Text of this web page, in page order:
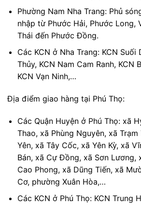
Phường Nam Nha Trang: Phủ
nhập từ Phước Hải, Phước Long,
Thái đến Phước Đồng.
Các KCN ở Nha Trang: KCN Suối
Thủy, KCN Nam Cam Ranh, KCN
KCN Vạn Ninh,…
Địa điểm giao hàng tại Phú Thọ:
Các Quận Huyện ở Phú Thọ: xã
Thao, xã Phùng Nguyên, xã Trạm
Yên, xã Tây Cốc, xã Yên Kỳ, xã
Bán, xã Cự Đồng, xã Sơn Lương,
Cao Phong, xã Dũng Tiến, xã
Cơ, phường Xuân Hòa,…
Các KCN ở Phú Thọ: KCN Trung